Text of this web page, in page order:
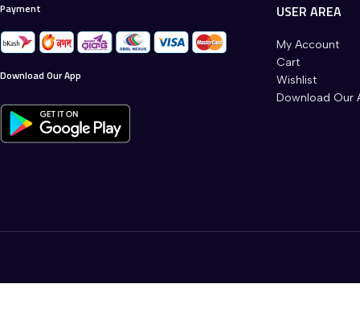
Payment
Download Our App
USER AREA
My Account
Cart
Wishlist
Download Our